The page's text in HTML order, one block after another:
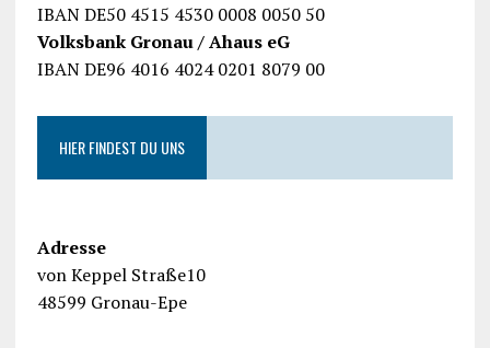
IBAN DE50 4515 4530 0008 0050 50
Volksbank Gronau / Ahaus eG
IBAN DE96 4016 4024 0201 8079 00
HIER FINDEST DU UNS
Adresse
von Keppel Straße10
48599 Gronau-Epe